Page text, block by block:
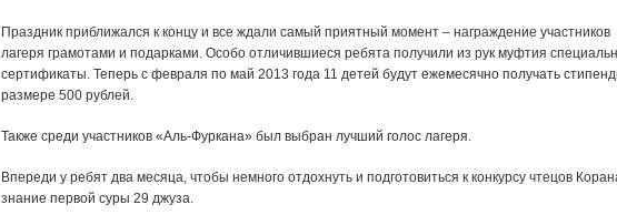
Праздник приближался к концу и все ждали самый приятный момент – награждение участников
лагеря грамотами и подарками. Особо отличившиеся ребята получили из рук муфтия
сертификаты. Теперь с февраля по май 2013 года 11 детей будут ежемесячно получать
размере 500 рублей.
Также среди участников «Аль-Фуркана» был выбран лучший голос лагеря.
Впереди у ребят два месяца, чтобы немного отдохнуть и подготовиться к конкурсу чтецов
знание первой суры 29 джуза.